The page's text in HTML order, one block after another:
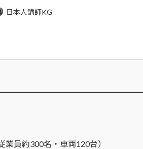
日本人講師KG
員約300名・車両120台）